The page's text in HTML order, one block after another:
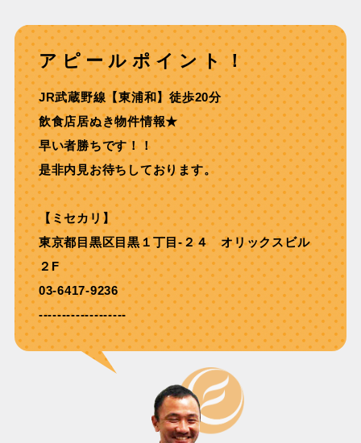
アピールポイント！
JR武蔵野線【東浦和】徒歩20分
飲食店居ぬき物件情報★
早い者勝ちです！！
是非内見お待ちしております。
【ミセカリ】
東京都目黒区目黒１丁目-２４ オリックスビル
２F
03-6417-9236
-------------------